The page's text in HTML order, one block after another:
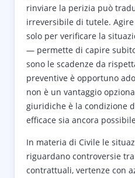
rinviare la perizia può
irreversibile di tutele.
solo per verificare la
— permette di capire
sono le scadenze da
preventive è opportuno
non è un vantaggio
giuridiche è la condizione
efficace sia ancora
In materia di Civile le
riguardano controversie
contrattuali, vertenze con